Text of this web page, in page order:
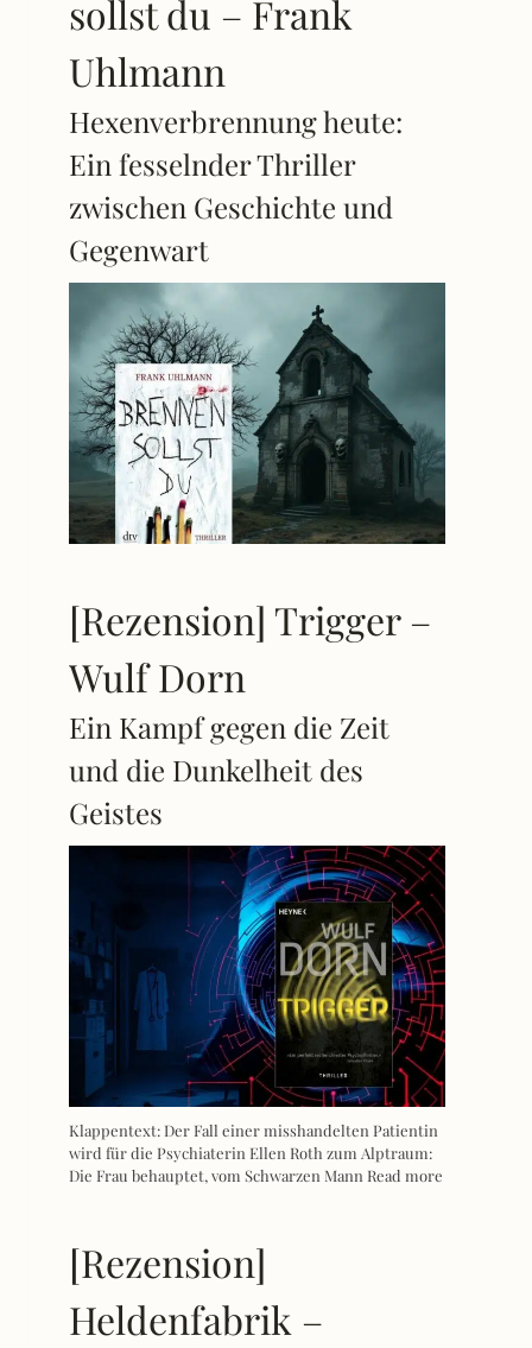
sollst du – Frank
Uhlmann
Hexenverbrennung heute:
Ein fesselnder Thriller
zwischen Geschichte und
Gegenwart
[Rezension] Trigger –
Wulf Dorn
Ein Kampf gegen die Zeit
und die Dunkelheit des
Geistes
Klappentext: Der Fall einer misshandelten Patientin
wird für die Psychiaterin Ellen Roth zum Alptraum:
Die Frau behauptet, vom Schwarzen Mann Read more
[Rezension]
Heldenfabrik –